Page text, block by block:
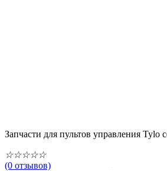
Запчасти для пультов управления Tylo
☆☆☆☆☆
(0 отзывов)